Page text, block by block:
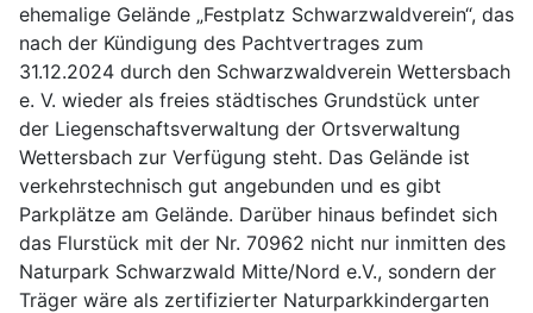
ehemalige Gelände „Festplatz Schwarzwaldverein“, das
nach der Kündigung des Pachtvertrages zum
31.12.2024 durch den Schwarzwaldverein Wettersbach
e. V. wieder als freies städtisches Grundstück unter
der Liegenschaftsverwaltung der Ortsverwaltung
Wettersbach zur Verfügung steht. Das Gelände ist
verkehrstechnisch gut angebunden und es gibt
Parkplätze am Gelände. Darüber hinaus befindet sich
das Flurstück mit der Nr. 70962 nicht nur inmitten des
Naturpark Schwarzwald Mitte/Nord e.V., sondern der
Träger wäre als zertifizierter Naturparkkindergarten